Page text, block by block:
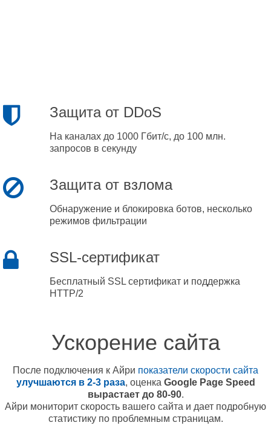
Защита от DDoS
На каналах до 1000 Гбит/с, до 100 млн.
запросов в секунду
Защита от взлома
Обнаружение и блокировка ботов, несколько
режимов фильтрации
SSL-сертификат
Бесплатный SSL сертификат и поддержка
HTTP/2
Ускорение сайта
После подключения к Айри показатели скорости сайта
улучшаются в 2-3 раза, оценка Google Page Speed
вырастает до 80-90.
Айри мониторит скорость вашего сайта и дает подробную
статистику по проблемным страницам.